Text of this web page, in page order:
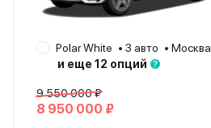
Polar White 3 авто Москва
и еще 12 опций
9 550 000 ₽
8 950 000 ₽